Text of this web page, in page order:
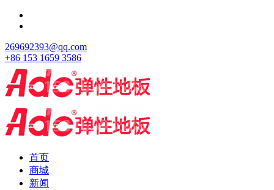
文
269692393@qq.com
+86 153 1659 3586
首页
商城
新闻